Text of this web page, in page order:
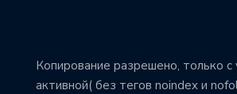
Копирование разрешено, только с
активной( без тегов noindex и